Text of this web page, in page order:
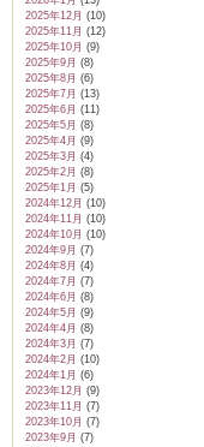
2025年12月 (10)
2025年11月 (12)
2025年10月 (9)
2025年9月 (8)
2025年8月 (6)
2025年7月 (13)
2025年6月 (11)
2025年5月 (8)
2025年4月 (9)
2025年3月 (4)
2025年2月 (8)
2025年1月 (5)
2024年12月 (10)
2024年11月 (10)
2024年10月 (10)
2024年9月 (7)
2024年8月 (4)
2024年7月 (7)
2024年6月 (8)
2024年5月 (9)
2024年4月 (8)
2024年3月 (7)
2024年2月 (10)
2024年1月 (6)
2023年12月 (9)
2023年11月 (7)
2023年10月 (7)
2023年9月 (7)